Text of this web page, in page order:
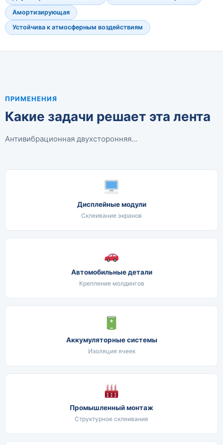
Амортизирующая
Устойчива к атмосферным воздействиям
ПРИМЕНЕНИЯ
Какие задачи решает эта лента
Антивибрационная двухсторонняя...
Дисплейные модули
Склеивание экранов
Автомобильные детали
Крепление молдингов
Аккумуляторные системы
Изоляция ячеек
Промышленный монтаж
Структурное склеивание